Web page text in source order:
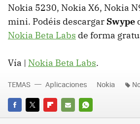
Nokia 5230, Nokia X6, Nokia
mini. Podéis descargar Swype
Nokia Beta Labs de forma
Vía | Nokia Beta Labs.
FACEBOOK
TWITTERFLIPBOARD
E-
WHATSAPP
TEMAS Aplicaciones Nokia